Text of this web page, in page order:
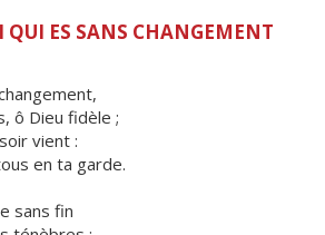
ES SANS CHANGEMENT
ô Dieu fidèle ;
vient :
en ta garde.
sans fin